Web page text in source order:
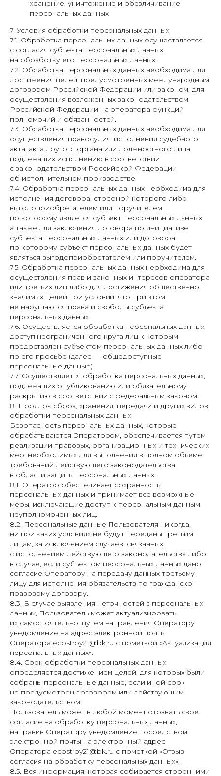
хранение, уничтожение и обезличивание
персональных данных
7. Условия обработки персональных данных
7.1. Обработка персональных данных осуществляется
с согласия субъекта персональных данных
на обработку его персональных данных.
7.2. Обработка персональных данных необходима для
достижения целей, предусмотренных международным
договором Российской Федерации или законом, для
осуществления возложенных законодательством
Российской Федерации на оператора функций,
полномочий и обязанностей.
7.3. Обработка персональных данных необходима для
осуществления правосудия, исполнения судебного
акта, акта другого органа или должностного лица,
подлежащих исполнению в соответствии
с законодательством Российской Федерации
об исполнительном производстве.
7.4. Обработка персональных данных необходима для
исполнения договора, стороной которого либо
выгодоприобретателем или поручителем
по которому является субъект персональных данных,
а также для заключения договора по инициативе
субъекта персональных данных или договора,
по которому субъект персональных данных будет
являться выгодоприобретателем или поручителем.
7.5. Обработка персональных данных необходима для
осуществления прав и законных интересов оператора
или третьих лиц либо для достижения общественно
значимых целей при условии, что при этом
не нарушаются права и свободы субъекта
персональных данных.
7.6. Осуществляется обработка персональных данных,
доступ неограниченного круга лиц к которым
предоставлен субъектом персональных данных либо
по его просьбе (далее — общедоступные
персональные данные).
7.7. Осуществляется обработка персональных данных,
подлежащих опубликованию или обязательному
раскрытию в соответствии с федеральным законом.
8. Порядок сбора, хранения, передачи и других видов
обработки персональных данных
Безопасность персональных данных, которые
обрабатываются Оператором, обеспечивается путем
реализации правовых, организационных и технических
мер, необходимых для выполнения в полном объеме
требований действующего законодательства
в области защиты персональных данных.
8.1. Оператор обеспечивает сохранность
персональных данных и принимает все возможные
меры, исключающие доступ к персональным данным
неуполномоченных лиц.
8.2. Персональные данные Пользователя никогда,
ни при каких условиях не будут переданы третьим
лицам, за исключением случаев, связанных
с исполнением действующего законодательства либо
в случае, если субъектом персональных данных дано
согласие Оператору на передачу данных третьему
лицу для исполнения обязательств по гражданско-
правовому договору.
8.3. В случае выявления неточностей в персональных
данных, Пользователь может актуализировать
их самостоятельно, путем направления Оператору
уведомление на адрес электронной почты
Оператора ecostroy21@bk.ru с пометкой «Актуализация
персональных данных».
8.4. Срок обработки персональных данных
определяется достижением целей, для которых были
собраны персональные данные, если иной срок
не предусмотрен договором или действующим
законодательством.
Пользователь может в любой момент отозвать свое
согласие на обработку персональных данных,
направив Оператору уведомление посредством
электронной почты на электронный адрес
Оператора ecostroy21@bk.ru с пометкой «Отзыв
согласия на обработку персональных данных».
8.5. Вся информация, которая собирается сторонними